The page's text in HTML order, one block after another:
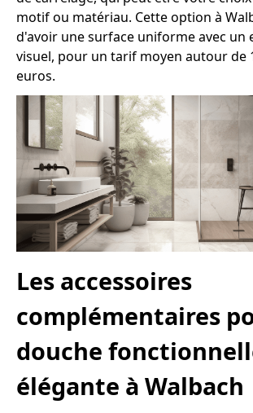
motif ou matériau. Cette option à
d'avoir une surface uniforme avec un
visuel, pour un tarif moyen autour de
euros.
Les accessoires
complémentaires
douche
élégante à Walbach